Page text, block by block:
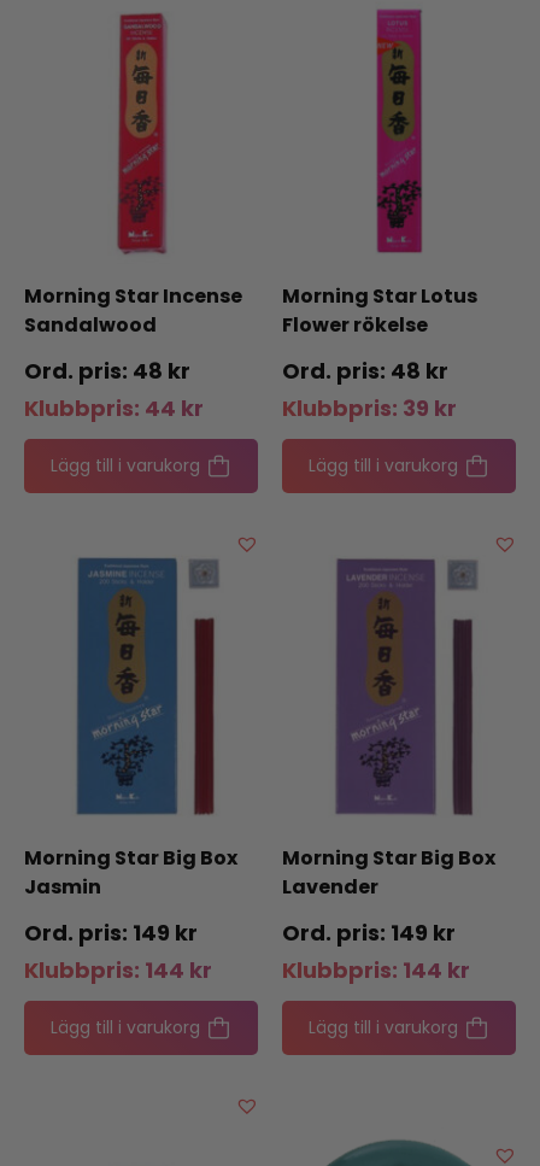
Morning Star Incense
Sandalwood
48 kr
Klubbpris: 44 kr
Lägg till i varukorg
Morning Star Lotus
Flower rökelse
48 kr
Klubbpris: 39 kr
Lägg till i varukorg
Morning Star Big Box
Jasmin
149 kr
Klubbpris: 144 kr
Lägg till i varukorg
Morning Star Big Box
Lavender
149 kr
Klubbpris: 144 kr
Lägg till i varukorg